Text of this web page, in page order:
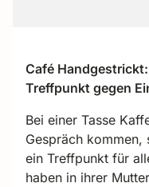
Café
Treffpunkt gegen
Bei einer Tasse
Gespräch
ein Treffpunkt für
haben in ihrer